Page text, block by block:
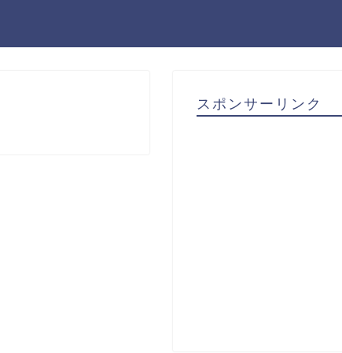
スポンサーリンク